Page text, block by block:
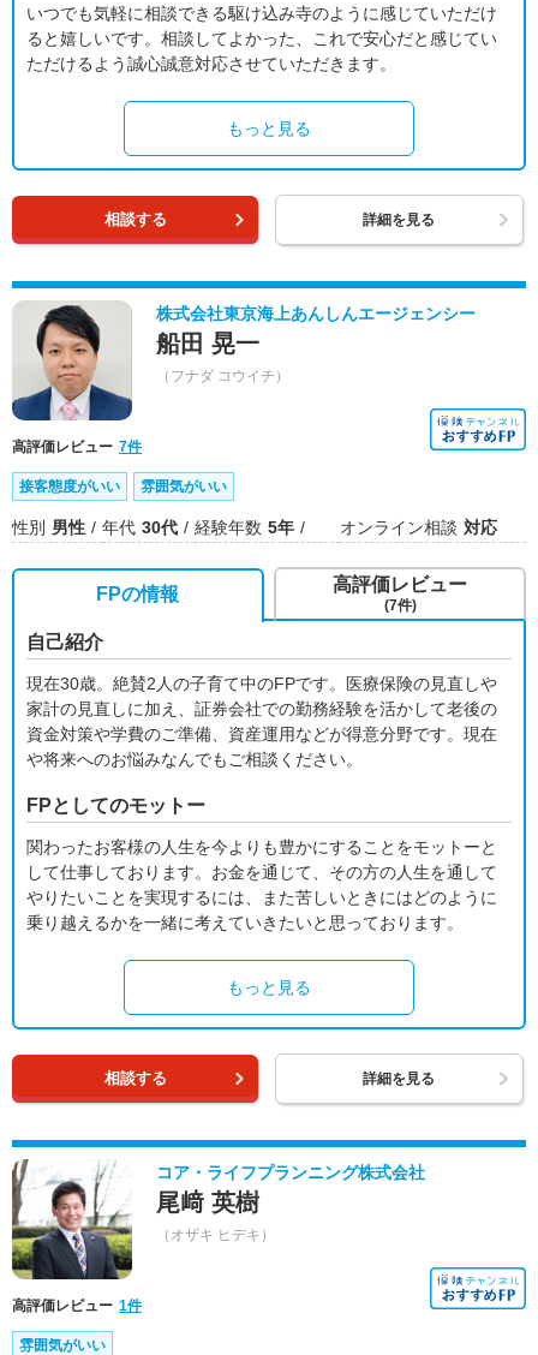
いつでも気軽に相談できる駆け込み寺のように感じていただけ
ると嬉しいです。相談してよかった、これで安心だと感じてい
ただけるよう誠心誠意対応させていただきます。
もっと見る
相談する 詳細を見る
株式会社東京海上あんしんエージェンシー
船田 晃一
（フナダ コウイチ）
高評価レビュー 7件
接客態度がいい 雰囲気がいい
性別 男性 年代 30代 経験年数 5年 オンライン相談 対応
FPの情報
自己紹介
現在30歳。絶賛2人の子育て中のFPです。医療保険の見直しや
家計の見直しに加え、証券会社での勤務経験を活かして老後の
資金対策や学費のご準備、資産運用などが得意分野です。現在
や将来へのお悩みなんでもご相談ください。
FPとしてのモットー
関わったお客様の人生を今よりも豊かにすることをモットーと
して仕事しております。お金を通じて、その方の人生を通して
やりたいことを実現するには、また苦しいときにはどのように
乗り越えるかを一緒に考えていきたいと思っております。
もっと見る
高評価レビュー
(7件)
相談する 詳細を見る
コア・ライフプランニング株式会社
尾﨑 英樹
（オザキ ヒデキ）
高評価レビュー 1件
雰囲気がいい